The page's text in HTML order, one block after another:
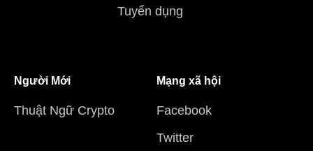
Tuyển dụng
Người Mới
Thuật Ngữ Crypto
Mạng xã hội
Facebook
Twitter